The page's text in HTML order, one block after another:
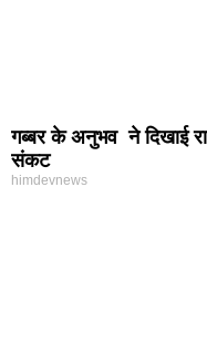
गब्बर के अनुभव ने दिखाई
संकट
himdevnews